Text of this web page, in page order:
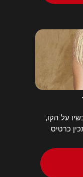
על הקו,
כרטיס